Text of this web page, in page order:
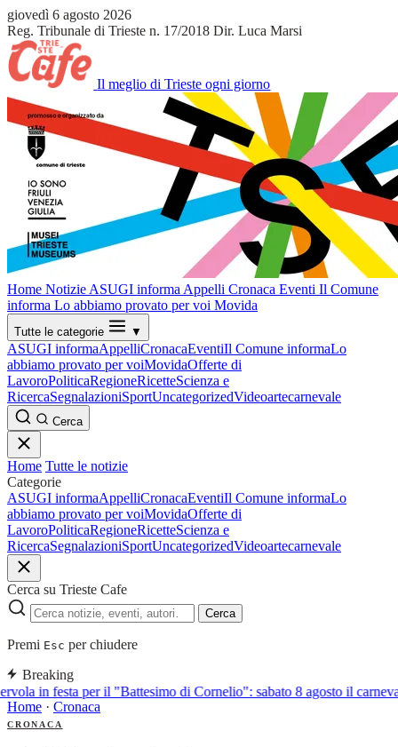
giovedì 6 agosto 2026
Reg. Tribunale di Trieste n. 17/2018 Dir. Luca Marsi
Il meglio di Trieste ogni giorno
Home Notizie ASUGI informa Appelli Cronaca Eventi Il Comune
informa Lo abbiamo provato per voi Movida
Tutte le categorie ▼
ASUGI informaAppelliCronacaEventiIl Comune informaLo
abbiamo provato per voiMovidaOfferte di
LavoroPoliticaRegioneRicetteScienza e
RicercaSegnalazioniSportUncategorizedVideoartecarnevale
Cerca
Home Tutte le notizie
Categorie
ASUGI informaAppelliCronacaEventiIl Comune informaLo
abbiamo provato per voiMovidaOfferte di
LavoroPoliticaRegioneRicetteScienza e
RicercaSegnalazioniSportUncategorizedVideoartecarnevale
Cerca su Trieste Cafe
Cerca
Premi Esc per chiudere
Breaking
in festa per il "Battesimo di Cornelio": sabato 8 agosto il
Home · Cronaca
CRONACA